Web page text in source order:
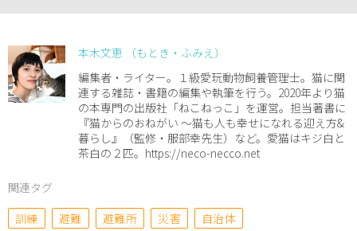
本木文恵 （もとき・ふみえ）
編集者・ライター。１級愛玩動物飼養管理士。猫に関
連する雑誌・書籍の編集や執筆を行う。2020年より猫
の本専門の出版社「ねこねっこ」を運営。担当著書に
『猫からのおねがい 〜猫も人も幸せになれる迎え方&
暮らし』（監修・服部幸先生）など。愛猫はキジ白と
茶白の２匹。https://neco-necco.net
関連タグ
訓練
避難 避難所 災害 自治体